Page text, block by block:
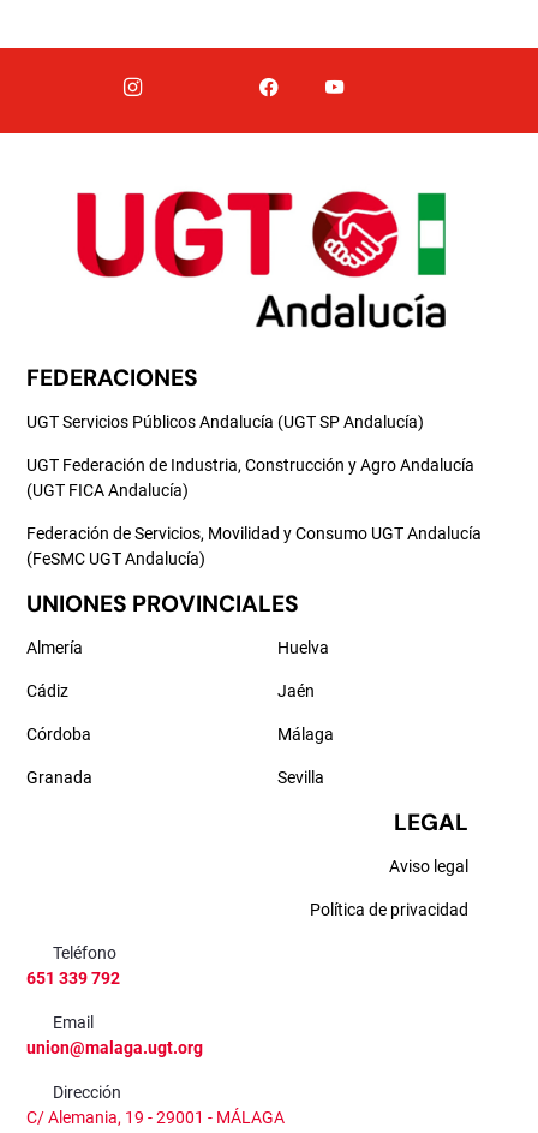
FEDERACIONES
UGT Servicios Públicos Andalucía (UGT SP Andalucía)
UGT Federación de Industria, Construcción y Agro Andalucía
(UGT FICA Andalucía)
Federación de Servicios, Movilidad y Consumo UGT Andalucía
(FeSMC UGT Andalucía)
UNIONES PROVINCIALES
Almería
Cádiz
Córdoba
Granada
Huelva
Jaén
Málaga
Sevilla
LEGAL
Aviso legal
Política de privacidad
Teléfono
651 339 792
Email
union@malaga.ugt.org
Dirección
C/ Alemania, 19 - 29001 - MÁLAGA